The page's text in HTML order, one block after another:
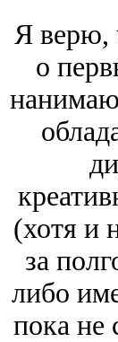
Я верю,
о
(хотя и
за
либо
пока не